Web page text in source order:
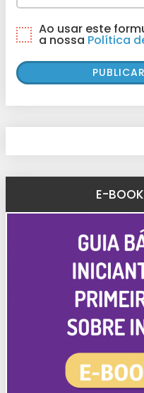
Ao usar este
a nossa Política
E-